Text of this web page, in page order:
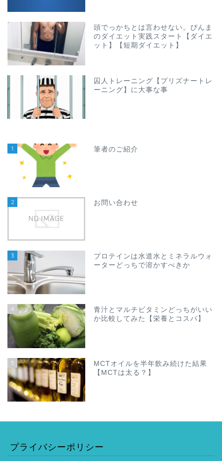
頭でっかちとは言わせない。ぴんま
のダイエット実践スタート【ダイエ
ット】【短期ダイエット】
囚人トレーニング【プリズナートレ
ーニング】に大事な事
1 筆者のご紹介
2 お問い合わせ
3
プロテインは水道水とミネラルウォ
ーターどっちで溶かすべきか
4
青汁とマルチビタミンどっちがいい
か比較してみた【栄養とコスパ】
5
MCTオイルを半年飲み続けた結果
【MCTは太る？】
プライバシーポリシー